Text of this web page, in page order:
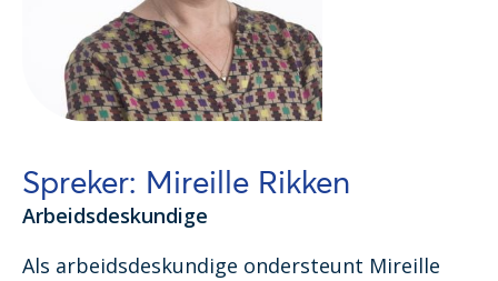
Spreker: Mireille Rikken
Arbeidsdeskundige
Als arbeidsdeskundige ondersteunt Mireille